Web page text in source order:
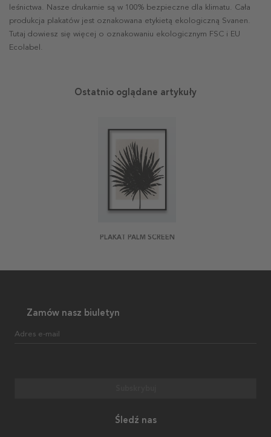
leśnictwa. Nasze drukarnie są w 100% bezpieczne dla klimatu. Cała
produkcja plakatów jest oznakowana etykietą ekologiczną Svanen.
Tutaj dowiesz się więcej o oznakowaniu ekologicznym FSC i EU
Ecolabel.
Ostatnio oglądane artykuły
PLAKAT PALM SCREEN
Zamów nasz biuletyn
Adres e-mail
Śledź nas